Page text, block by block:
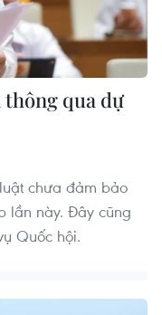
qua dự
chưa đảm bảo
lần này. Đây cũng
Quốc hội.